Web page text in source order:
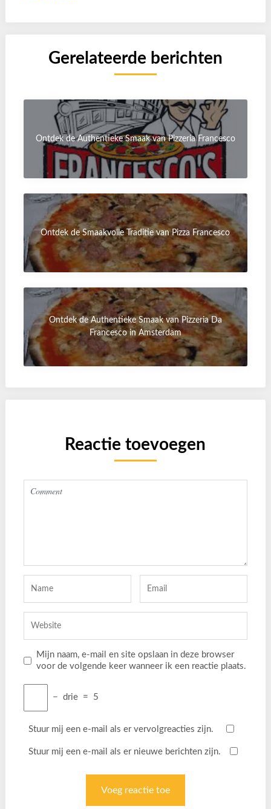
Gerelateerde berichten
Ontdek de Authentieke Smaak van Pizzeria Francesco
Ontdek de Smaakvolle Traditie van Pizza Francesco
Ontdek de Authentieke Smaak van Pizzeria Da
Francesco in Amsterdam
Reactie toevoegen
Mijn naam, e-mail en site opslaan in deze browser
voor de volgende keer wanneer ik een reactie plaats.
− drie = 5
Stuur mij een e-mail als er vervolgreacties zijn.
Stuur mij een e-mail als er nieuwe berichten zijn.